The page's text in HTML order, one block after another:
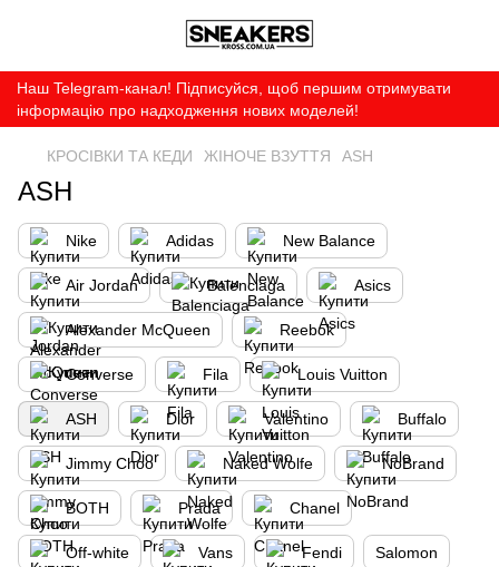
Наш Telegram-канал! Підписуйся, щоб першим отримувати
інформацію про надходження нових моделей!
КРОСІВКИ ТА КЕДИ ЖІНОЧЕ ВЗУТТЯ ASH
ASH
Nike Adidas New Balance
Air Jordan Balenciaga Asics
Alexander McQueen Reebok
Converse Fila Louis Vuitton
ASH Dior Valentino Buffalo
Jimmy Choo Naked Wolfe NoBrand
BOTH Prada Chanel
Off-white Vans Fendi Salomon